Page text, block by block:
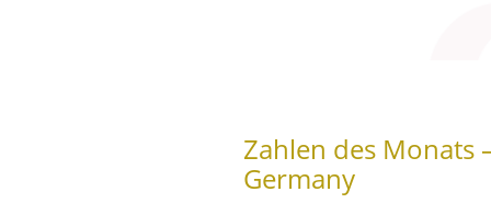
Zahlen des Monats
Germany